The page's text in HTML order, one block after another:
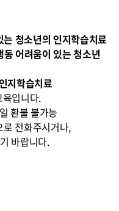
청소년의 인지학습치료
어려움이 있는 청소년
지학습치료
입니다.
환불 불가능
전화주시거나,
바랍니다.